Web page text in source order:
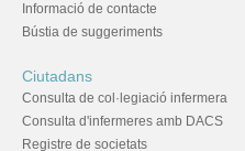
Informació de contacte
Bústia de suggeriments
Ciutadans
Consulta de col·legiació infermera
Consulta d'infermeres amb DACS
Registre de societats